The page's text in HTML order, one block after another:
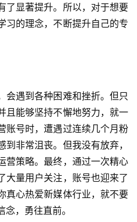
了显著提升。所以，对于想要
习的理念，不断提升自己的专
会遇到各种困难和挫折。但只
且能够坚持不懈地努力，就一
账号时，遭遇过连续几个月粉
非常沮丧。但我没有放弃，
营策略。最终，通过一次精心
大量用户关注，账号也迎来了
真心热爱新媒体行业，就不要
，勇往直前。